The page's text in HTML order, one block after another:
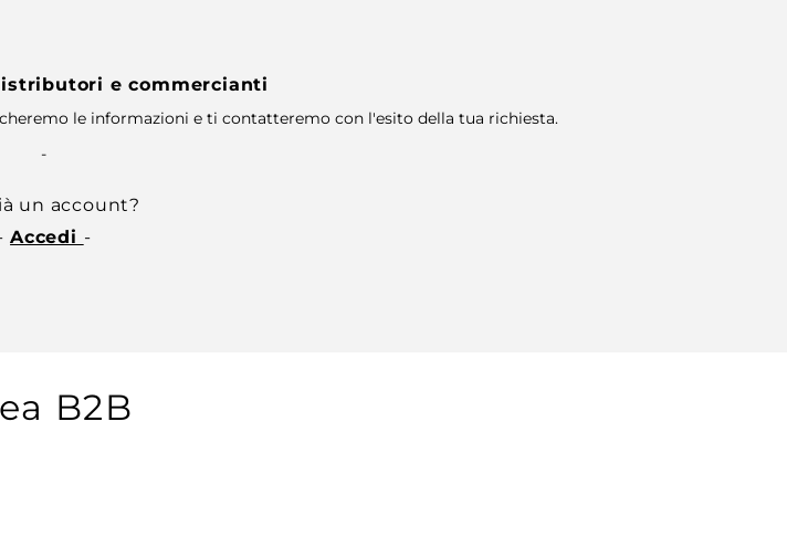
e commercianti
le informazioni e ti contatteremo con l'esito della tua richiesta.
-
un account?
Accedi -
B2B